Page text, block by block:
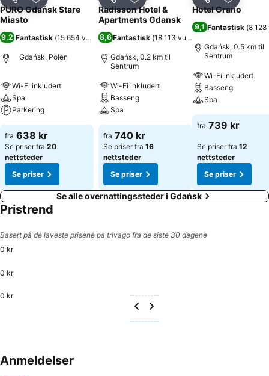
Del Legg til i favoritter
PURO Gdańsk Stare
Miasto
9,2 Fantastisk (15 654 vurderinger)
Gdańsk, Polen
Wi-Fi inkludert
Spa
Parkering
fra 638 kr
Se priser fra 20
nettsteder
Se priser
Del Legg til i favoritter
Radisson Hotel &
Apartments Gdansk
8,6Fantastisk (18 113 vurderinger
Gdańsk, 0.2 km til
Sentrum
Wi-Fi inkludert
Basseng
Spa
fra 740 kr
Se priser fra 16
nettsteder
Se priser
Del Legg til
Hotel Grano
9,1 Fantastisk (8
Gdańsk, 0.5 km til
Sentrum
Wi-Fi inkludert
Basseng
Spa
fra 739 kr
Se priser fra 12
nettsteder
Se priser
Se alle overnattingssteder i Gdańsk
Pristrend
Basert på de laveste prisene på trivago fra de siste 30 dagene
0 kr
0 kr
0 kr
Anmeldelser